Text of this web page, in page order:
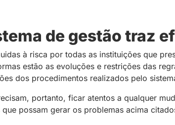
de gestão traz
à risca por todas as instituições que
estão as evoluções e restrições das
dos procedimentos realizados pelo
portanto, ficar atentos a qualquer
possam gerar os problemas acima